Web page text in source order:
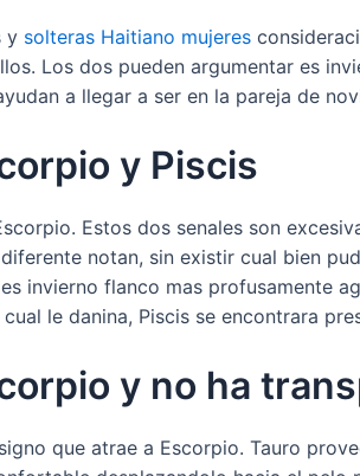
y solteras Haitiano mujeres
Los dos pueden argumentar es
a llegar a ser en la pareja de
y Piscis
Estos dos senales son
notan, sin existir cual bien
invierno flanco mas profusamente
le danina, Piscis se encontrara
y no ha
que atrae a Escorpio. Tauro